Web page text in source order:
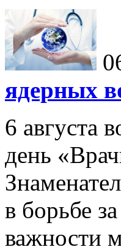
ядерных
6 августа
день
в борьбе
важности